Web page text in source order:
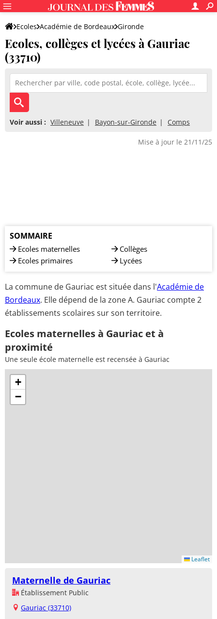
Ecoles Académie de Bordeaux Gironde
Ecoles, collèges et lycées à Gauriac
(33710)
Voir aussi : Villeneuve Bayon-sur-Gironde Comps
Mise à jour le 21/11/25
SOMMAIRE
Ecoles maternelles
Ecoles primaires
Collèges
Lycées
La commune de Gauriac est située dans l'Académie de
Bordeaux. Elle dépend de la zone A. Gauriac compte 2
établissements scolaires sur son territoire.
Ecoles maternelles à Gauriac et à
proximité
Une seule école maternelle est recensée à Gauriac
+
−
Leaflet
Maternelle de Gauriac
Établissement Public
Gauriac (33710)